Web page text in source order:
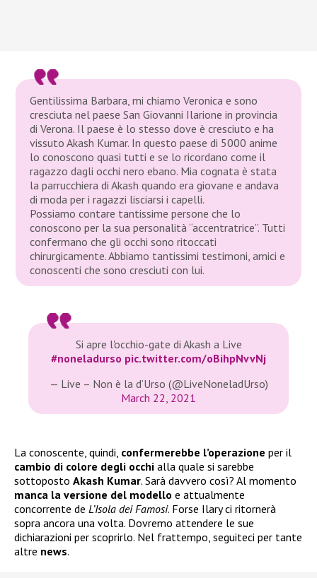
Gentilissima Barbara, mi chiamo Veronica e sono
cresciuta nel paese San Giovanni Ilarione in provincia
di Verona. Il paese è lo stesso dove è cresciuto e ha
vissuto Akash Kumar. In questo paese di 5000 anime
lo conoscono quasi tutti e se lo ricordano come il
ragazzo dagli occhi nero ebano. Mia cognata è stata
la parrucchiera di Akash quando era giovane e andava
di moda per i ragazzi lisciarsi i capelli.
Possiamo contare tantissime persone che lo
conoscono per la sua personalità “accentratrice”. Tutti
confermano che gli occhi sono ritoccati
chirurgicamente. Abbiamo tantissimi testimoni, amici e
conoscenti che sono cresciuti con lui.
Si apre l'occhio-gate di Akash a Live
#noneladurso pic.twitter.com/oBihpNvvNj
— Live – Non è la d’Urso (@LiveNoneladUrso)
March 22, 2021
La conoscente, quindi, confermerebbe l’operazione per il
cambio di colore degli occhi alla quale si sarebbe
sottoposto Akash Kumar. Sarà davvero così? Al momento
manca la versione del modello e attualmente
concorrente de L’Isola dei Famosi. Forse Ilary ci ritornerà
sopra ancora una volta. Dovremo attendere le sue
dichiarazioni per scoprirlo. Nel frattempo, seguiteci per tante
altre news.